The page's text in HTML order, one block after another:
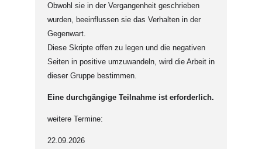
Obwohl sie in der Vergangenheit geschrieben
wurden, beeinflussen sie das Verhalten in der
Gegenwart.
Diese Skripte offen zu legen und die negativen
Seiten in positive umzuwandeln, wird die Arbeit in
dieser Gruppe bestimmen.
Eine durchgängige Teilnahme ist erforderlich.
weitere Termine:
22.09.2026